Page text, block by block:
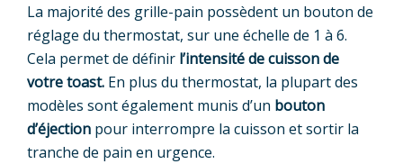
La majorité des grille-pain possèdent un bouton de
réglage du thermostat, sur une échelle de 1 à 6.
Cela permet de définir l’intensité de cuisson de
votre toast. En plus du thermostat, la plupart des
modèles sont également munis d’un bouton
d’éjection pour interrompre la cuisson et sortir la
tranche de pain en urgence.